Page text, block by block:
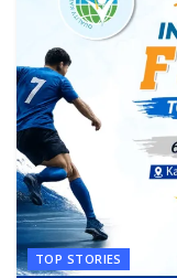
TOP STORIES